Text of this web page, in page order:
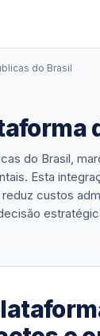
do Brasil
do Brasil,
Esta
custos